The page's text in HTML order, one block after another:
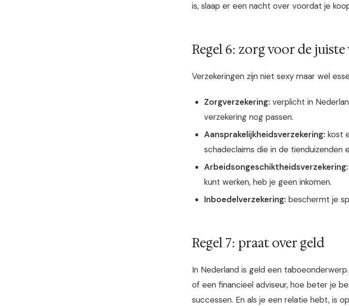
is, slaap er een nacht over voordat je
Regel 6: zorg voor de
Verzekeringen zijn niet sexy maar wel
Zorgverzekering: verplicht in
verzekering nog passen.
Aansprakelijkheidsverzekering: kost
schadeclaims die in de tienduizenden
Arbeidsongeschiktheidsverzekering:
kunt werken, heb je geen inkomen.
Inboedelverzekering: beschermt je
Regel 7: praat over geld
In Nederland is geld een
of een financieel adviseur, hoe beter je
successen. En als je een relatie hebt, is